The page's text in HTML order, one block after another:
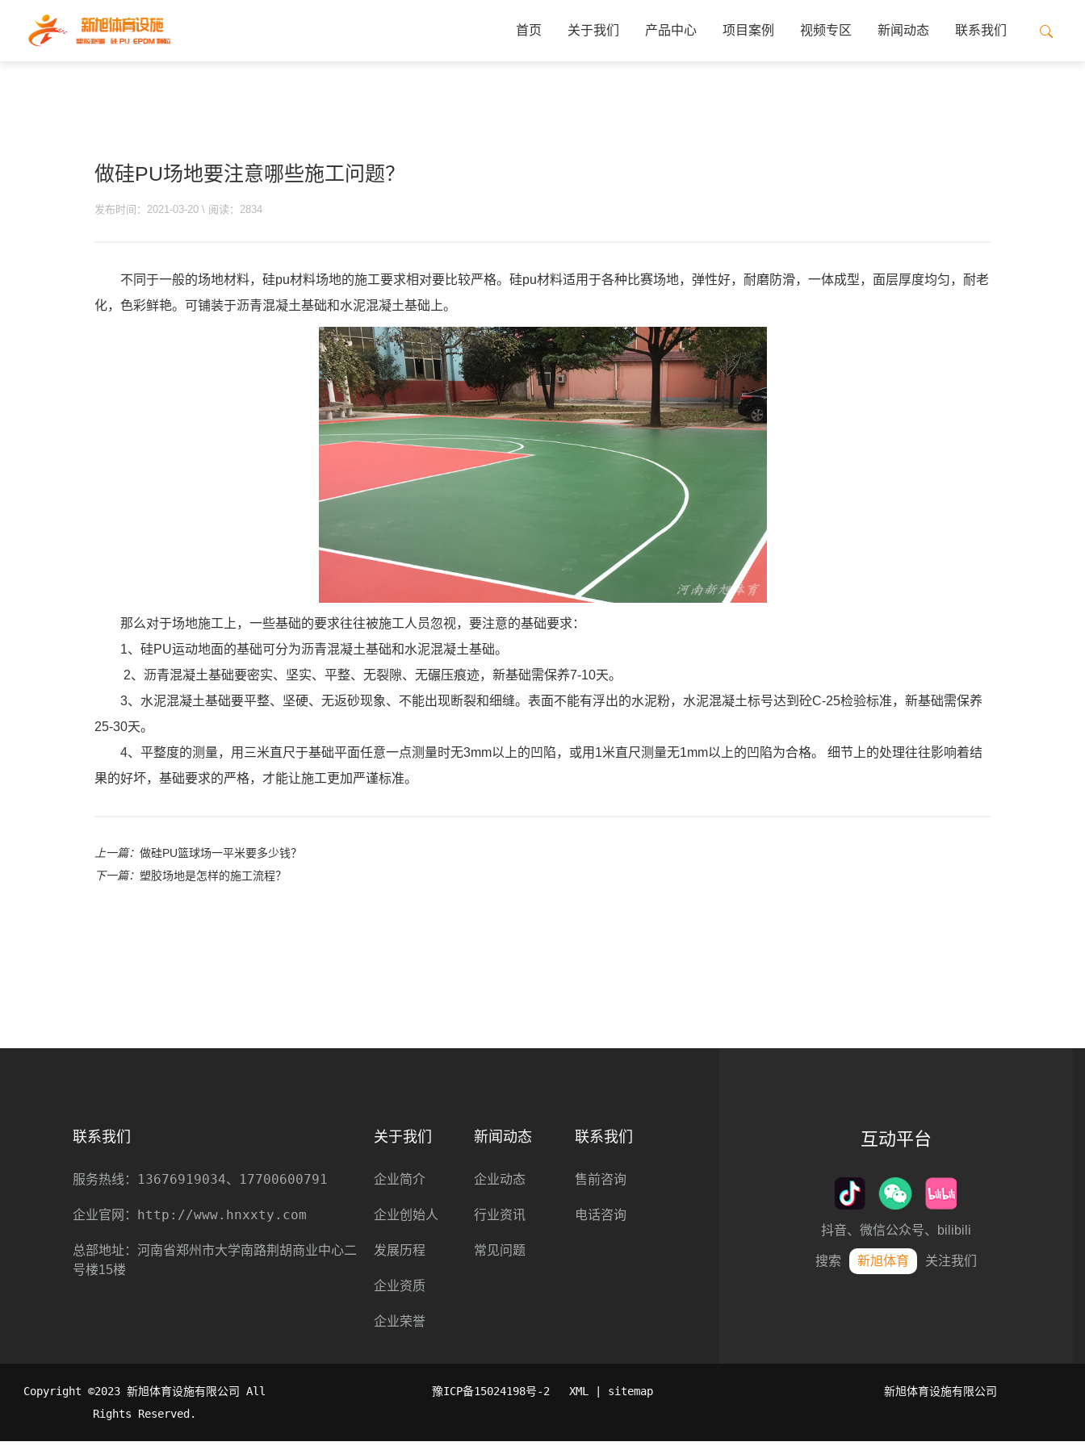
首页 关于我们 产品中心 项目案例 视频专区 新闻动态 联系我们
做硅PU场地要注意哪些施工问题？
发布时间：2021-03-20 \ 阅读：2834
不同于一般的场地材料，硅pu材料场地的施工要求相对要比较严格。硅pu材料适用于各种比赛场地，弹性好，耐磨防滑，一体成型，面层厚度均匀，耐老
化，色彩鲜艳。可铺装于沥青混凝土基础和水泥混凝土基础上。
那么对于场地施工上，一些基础的要求往往被施工人员忽视，要注意的基础要求：
1、硅PU运动地面的基础可分为沥青混凝土基础和水泥混凝土基础。
2、沥青混凝土基础要密实、坚实、平整、无裂隙、无碾压痕迹，新基础需保养7-10天。
3、水泥混凝土基础要平整、坚硬、无返砂现象、不能出现断裂和细缝。表面不能有浮出的水泥粉，水泥混凝土标号达到砼C-25检验标准，新基础需保养
25-30天。
4、平整度的测量，用三米直尺于基础平面任意一点测量时无3mm以上的凹陷，或用1米直尺测量无1mm以上的凹陷为合格。 细节上的处理往往影响着结
果的好坏，基础要求的严格，才能让施工更加严谨标准。
上一篇： 做硅PU篮球场一平米要多少钱？
下一篇： 塑胶场地是怎样的施工流程？
联系我们
服务热线： 13676919034、17700600791
企业官网： http://www.hnxxty.com
总部地址：河南省郑州市大学南路荆胡商业中心二
号楼15楼
关于我们
企业简介
企业创始人
发展历程
企业资质
企业荣誉
新闻动态
企业动态
行业资讯
常见问题
联系我们
售前咨询
电话咨询
互动平台
抖音、微信公众号、bilibili
搜索 新旭体育 关注我们
Copyright ©2023 新旭体育设施有限公司 All
Rights Reserved.
豫ICP备15024198号-2 XML | sitemap 新旭体育设施有限公司